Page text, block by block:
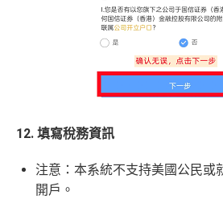
12. 填寫稅務資訊
注意：本系統不支持美國公民或
開戶。